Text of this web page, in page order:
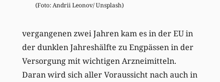
(Foto: Andrii Leonov/ Unsplash)
vergangenen zwei Jahren kam es in der EU in
der dunklen Jahreshälfte zu Engpässen in der
Versorgung mit wichtigen Arzneimitteln.
Daran wird sich aller Voraussicht nach auch in